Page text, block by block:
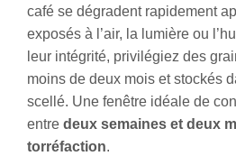
café se dégradent rapidement
exposés à l’air, la lumière ou
leur intégrité, privilégiez des
moins de deux mois et stockés
scellé. Une fenêtre idéale de
entre deux semaines et deux
torréfaction.